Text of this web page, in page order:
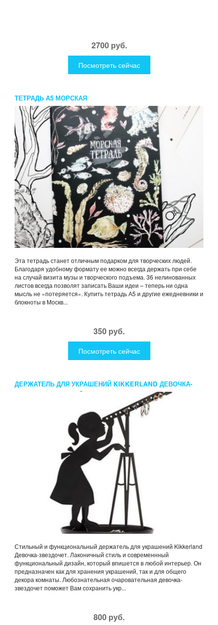
2700 руб.
Посмотреть сейчас
ТЕТРАДЬ А5 МОРСКАЯ
Эта тетрадь станет отличным подарком для творческих людей.
Благодаря удобному формату ее можно всегда держать при себе
на случай визита музы и творческого подъема. 36 нелинованных
листов всегда позволят записать Ваши идеи – теперь ни одна
мысль не «потеряется». Купить тетрадь А5 и другие ежедневники и
блокноты в Москв...
350 руб.
Посмотреть сейчас
ДЕРЖАТЕЛЬ ДЛЯ УКРАШЕНИЙ KIKKERLAND ДЕВОЧКА-
ЗВЕЗДОЧЕТ ЧЕРНЫЙ
Стильный и функциональный держатель для украшений Kikkerland
Девочка-звездочет. Лаконичный стиль и современнный
функциональный дизайн, который впишется в любой интерьер. Он
предназначен как для хранения украшений, так и для общего
декора комнаты. Любознательная очаровательная девочка-
звездочет поможет Вам сохранить укр...
800 руб.